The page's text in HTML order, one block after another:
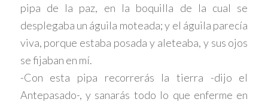
pipa de la paz, en la boquilla de la cual se
desplegaba un águila moteada; y el águila parecía
viva, porque estaba posada y aleteaba, y sus ojos
se fijaban en mí.
-Con esta pipa recorrerás la tierra -dijo el
Antepasado-, y sanarás todo lo que enferme en